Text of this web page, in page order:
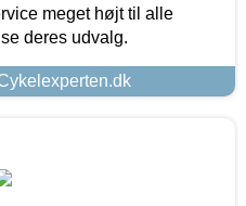
meget højt til alle
deres udvalg.